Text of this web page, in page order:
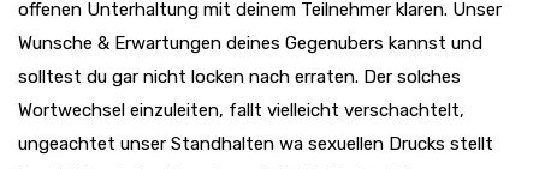
offenen Unterhaltung mit deinem Teilnehmer klaren. Unser
Wunsche & Erwartungen deines Gegenubers kannst und
solltest du gar nicht locken nach erraten. Der solches
Wortwechsel einzuleiten, fallt vielleicht verschachtelt,
ungeachtet unser Standhalten wa sexuellen Drucks stellt